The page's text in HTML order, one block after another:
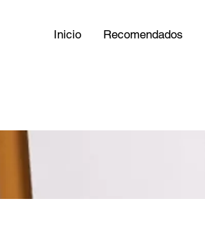
Inicio Recomendados